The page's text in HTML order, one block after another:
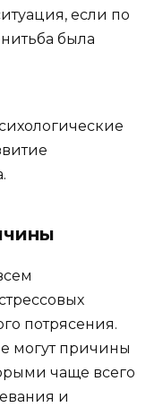
если по
была
потрясения.
могут причины
чаще всего
и